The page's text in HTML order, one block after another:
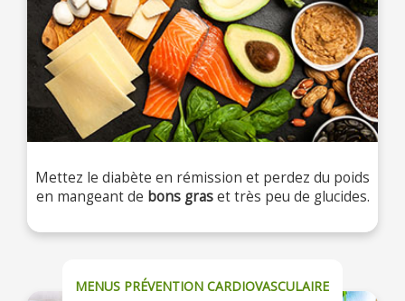
Mettez le diabète en rémission et perdez du poids
en mangeant de bons graset très peu de glucides.
MENUS PRÉVENTION CARDIOVASCULAIRE